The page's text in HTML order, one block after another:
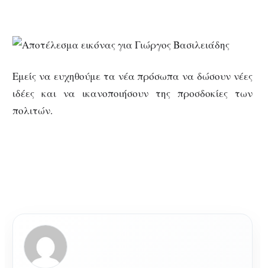
Εμείς να ευχηθούμε τα νέα πρόσωπα να δώσουν νέες
ιδέες και να ικανοποιήσουν της προσδοκίες των
πολιτών.